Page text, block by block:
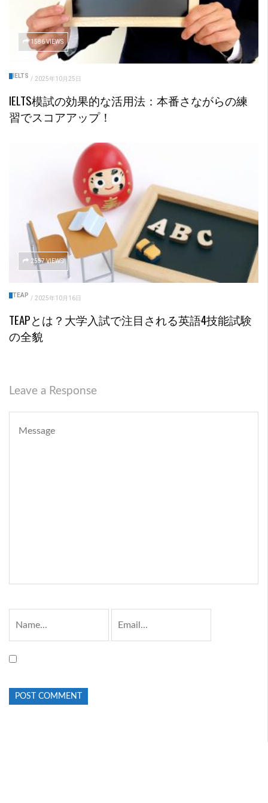
1586 VIEWS
IELTS / 2025年10月25日
IELTS模試の効果的な活用法：本番さながらの練
習でスコアアップ！
2557 VIEWS
TEAP / 2025年10月16日
TEAPとは？大学入試で注目される英語4技能試験
の全貌
Leave a Response